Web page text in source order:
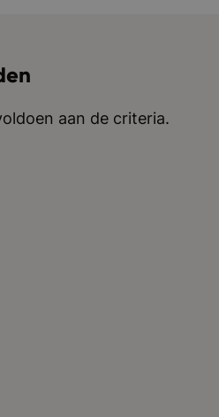
aan de criteria.